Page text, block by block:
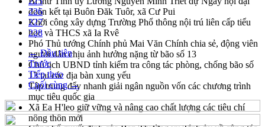
đoàn kết tại Buôn Đăk Tuôr, xã Cư Pui
Khởi công xây dựng Trường Phổ thông nội trú liên cấp tiểu
học và THCS xã Ia Rvê
Phó Thủ tướng Chính phủ Mai Văn Chính chia sẻ, động viên
người dân chịu ảnh hưởng nặng từ bão số 13
Chủ tịch UBND tỉnh kiểm tra công tác phòng, chống bão số
13 tại các địa bàn xung yếu
Tập trung đẩy nhanh giải ngân nguồn vốn các chương trình
mục tiêu quốc gia
Xã Ea H'leo giữ vững và nâng cao chất lượng các tiêu chí
nông thôn mới
226
227
228
← Đầu tiên
Trước
Tiếp theo
Cuối cùng →